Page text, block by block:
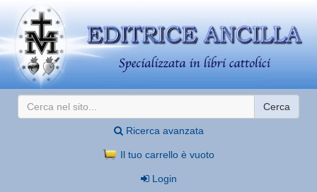
Cerca
Ricerca avanzata
Il tuo carrello è vuoto
Login